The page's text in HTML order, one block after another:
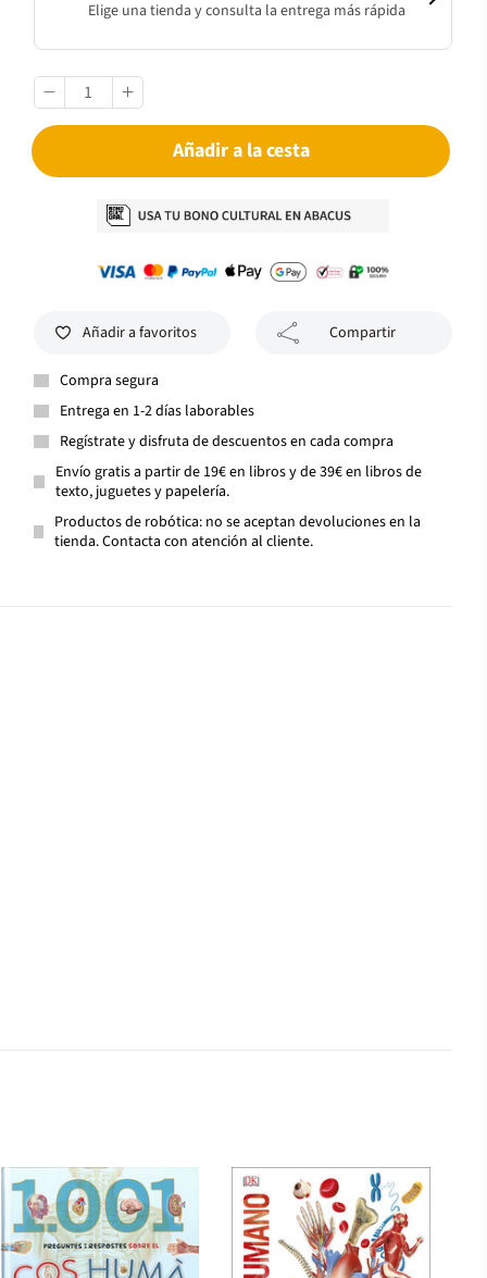
Elige una tienda y consulta la entrega más rápida
Añadir a la cesta
Añadir a favoritos Compartir
Compra segura
Entrega en 1-2 días laborables
Regístrate y disfruta de descuentos en cada compra
Envío gratis a partir de 19€ en libros y de 39€ en libros de
texto, juguetes y papelería.
Productos de robótica: no se aceptan devoluciones en la
tienda. Contacta con atención al cliente.